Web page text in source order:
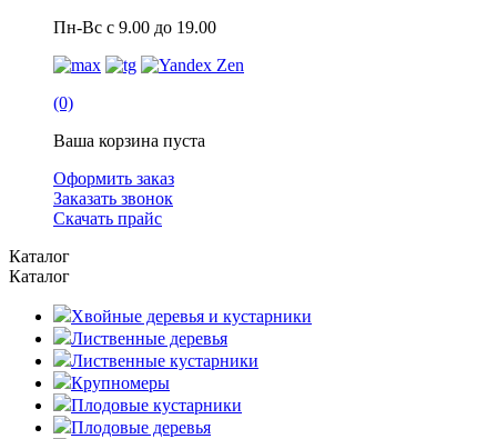
Пн-Вс с 9.00 до 19.00
(0)
Ваша корзина пуста
Оформить заказ
Заказать звонок
Скачать прайс
Каталог
Каталог
Хвойные деревья и кустарники
Лиственные деревья
Лиственные кустарники
Крупномеры
Плодовые кустарники
Плодовые деревья